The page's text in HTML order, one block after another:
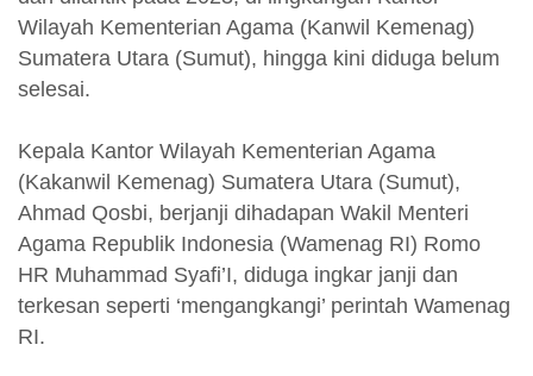
Wilayah Kementerian Agama (Kanwil Kemenag)
Sumatera Utara (Sumut), hingga kini diduga belum
selesai.
Kepala Kantor Wilayah Kementerian Agama
(Kakanwil Kemenag) Sumatera Utara (Sumut),
Ahmad Qosbi, berjanji dihadapan Wakil Menteri
Agama Republik Indonesia (Wamenag RI) Romo
HR Muhammad Syafi’I, diduga ingkar janji dan
terkesan seperti ‘mengangkangi’ perintah Wamenag
RI.